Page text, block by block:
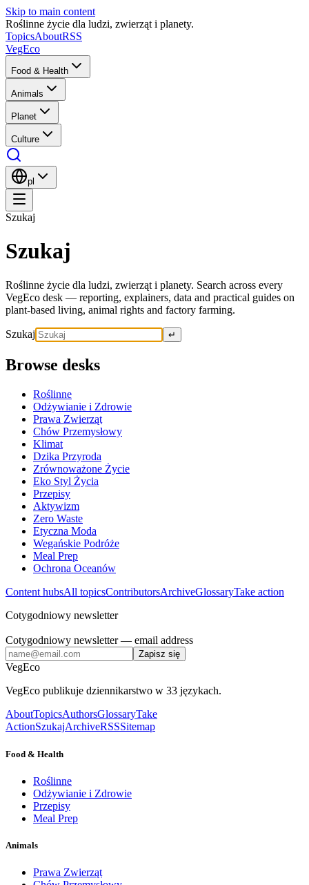
Skip to main content
Roślinne życie dla ludzi, zwierząt i planety.
TopicsAboutRSS
VegEco
Food & Health
Animals
Planet
Culture
pl
Szukaj
Szukaj
Roślinne życie dla ludzi, zwierząt i planety. Search across every
VegEco desk — reporting, explainers, data and practical guides on
plant-based living, animal rights and factory farming.
Szukaj ↵
Browse desks
Roślinne
Odżywianie i Zdrowie
Prawa Zwierząt
Chów Przemysłowy
Klimat
Dzika Przyroda
Zrównoważone Życie
Eko Styl Życia
Przepisy
Aktywizm
Zero Waste
Etyczna Moda
Wegańskie Podróże
Meal Prep
Ochrona Oceanów
Content hubsAll topicsContributorsArchiveGlossaryTake action
Cotygodniowy newsletter
Cotygodniowy newsletter— email address
Zapisz się
VegEco
VegEco publikuje dziennikarstwo w 33 językach.
AboutTopicsAuthorsGlossaryTake
ActionSzukajArchiveRSSSitemap
Food & Health
Roślinne
Odżywianie i Zdrowie
Przepisy
Meal Prep
Animals
Prawa Zwierząt